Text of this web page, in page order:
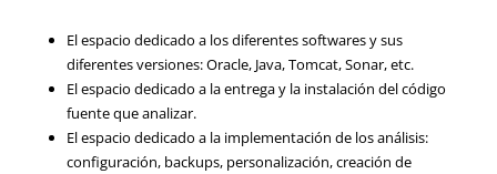
El espacio dedicado a los diferentes softwares y sus
diferentes versiones: Oracle, Java, Tomcat, Sonar, etc.
El espacio dedicado a la entrega y la instalación del código
fuente que analizar.
El espacio dedicado a la implementación de los análisis:
configuración, backups, personalización, creación de